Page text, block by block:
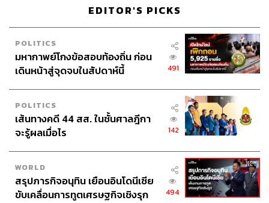
EDITOR'S PICKS
POLITICS
มหากาพย์โกงข้อสอบท้องถิ่น ก่อน
เดินหน้าสู่จุดจบในสัปดาห์นี้
491
POLITICS
เส้นทางคดี 44 สส. ในชั้นศาลฎีกา
จะรู้ผลเมื่อไร
142
WORLD
สรุปภารกิจอนุทิน เยือนอินโดนีเซีย
ขับเคลื่อนการทูตเศรษฐกิจเชิงรุก
494